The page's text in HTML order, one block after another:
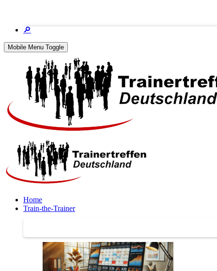
🔎
Mobile Menu Toggle
Home
Train-the-Trainer